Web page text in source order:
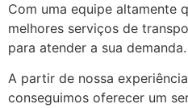
Com uma equipe altamente
melhores serviços de
para atender a sua demanda.
A partir de nossa
conseguimos oferecer um